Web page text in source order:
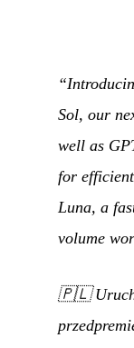
Sol, our
well as
for
Luna, a
volume
🇵🇱